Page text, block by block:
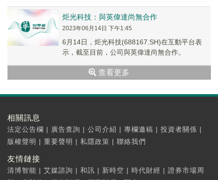
炬光科技：與英偉達尚無合作
2023年06月14日 下午1:45
6月14日，炬光科技(688167.SH)在互動平台表
示，截至目前，公司與英偉達尚無合作。
查看更多
相關訊息
法定公告欄 | 廣告查詢 | 公司介紹 | 專欄邀稿 | 投資者關係 |
版權聲明 | 重要聲明 | 私隱政策 | 聯絡我們
友情鏈接
清博智能 | 艾媒諮詢 | 和訊 | 新時空 | 時代財經 | 證券市場周